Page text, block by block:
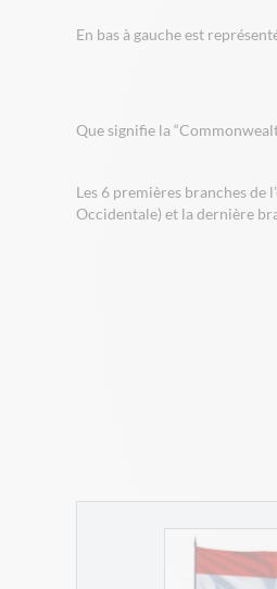
En bas à gauche est
Que signifie la
Les 6 premières branches
Occidentale) et la dernière